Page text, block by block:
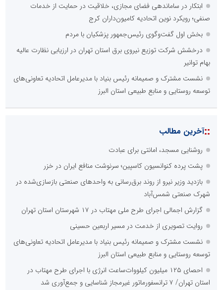
ابتکار در ساماندهی فضای مجازی، خلاقیت در حمایت از خدمات
صنفی؛ رویکرد نوین اتحادیه کامیون‌داران کرج
بخش اول گفت‌وگوی رئیس‌جمهور پزشکیان با مردم
درخشش شرکت توزیع نیروی برق استان تهران در ارزیابی نظارت عالیه
بهام توانیر
نشست مشترک و صمیمانه رئیس بنیاد با مدیرعامل اتحادیه تعاونی‌های
توسعه روستایی و منابع طبیعی استان البرز
::آخرین مطالب
روشنایی مسجد، امانتی برای عبادت
پشت پرده کنوانسیون کاسپین؛ سرنوشت منافع ایران در خزر
بازدید وزیر نیرو از روند برق‌رسانی به واحدهای صنعتی بازسازی‌شده در
شهرک صنعتی شمس‌آباد
گزارش اجمالی اجرای طرح ملی مهتاب در ۱۷ شهرستان استان تهران
روایت تصویری از خدمت در مسیر اربعین حسینی
نشست مشترک و صمیمانه رئیس بنیاد با مدیرعامل اتحادیه تعاونی‌های
توسعه روستایی و منابع طبیعی استان البرز
احصای ۱۲۵ میلیون کیلووات‌ساعت انرژی با اجرای طرح مهتاب در
استان تهران/ ۷ ترانسفورماتور غیرمجاز شناسایی و جمع‌آوری شد